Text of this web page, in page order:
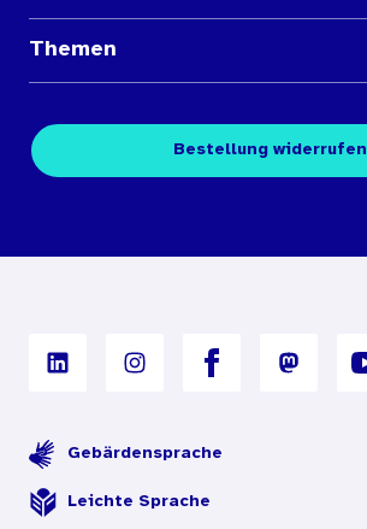
Medienübersichten
Kontakt
Themen
Fachpublikationen
Digitales Archiv
Bestellung widerrufen
Gebärdensprache
Leichte Sprache